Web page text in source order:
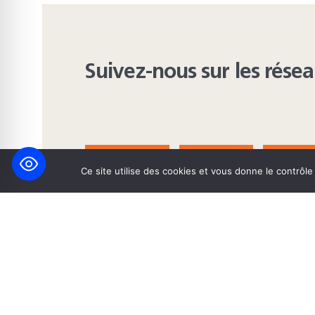
Suivez-nous sur les
Ce site utilise des cookies et vous donne le